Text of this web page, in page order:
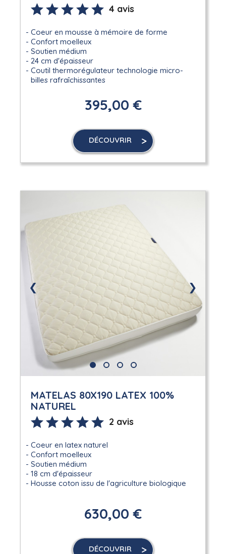
4 avis
Coeur en mousse à mémoire de forme
Confort moelleux
Soutien médium
24 cm d'épaisseur
Coutil thermorégulateur technologie micro-
billes rafraîchissantes
395,00 €
DÉCOUVRIR
❮ ❯
MATELAS 80X190 LATEX 100%
NATUREL
2 avis
Coeur en latex naturel
Confort moelleux
Soutien médium
18 cm d'épaisseur
Housse coton issu de l'agriculture biologique
630,00 €
DÉCOUVRIR